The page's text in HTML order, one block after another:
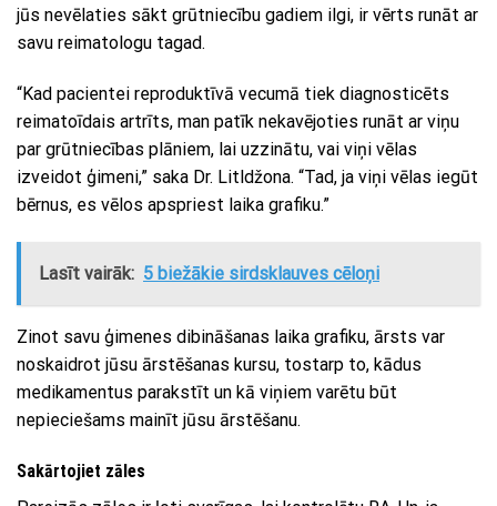
jūs nevēlaties sākt grūtniecību gadiem ilgi, ir vērts runāt ar
savu reimatologu tagad.
“Kad pacientei reproduktīvā vecumā tiek diagnosticēts
reimatoīdais artrīts, man patīk nekavējoties runāt ar viņu
par grūtniecības plāniem, lai uzzinātu, vai viņi vēlas
izveidot ģimeni,” saka Dr. Litldžona. “Tad, ja viņi vēlas iegūt
bērnus, es vēlos apspriest laika grafiku.”
Lasīt vairāk: 5 biežākie sirdsklauves cēloņi
Zinot savu ģimenes dibināšanas laika grafiku, ārsts var
noskaidrot jūsu ārstēšanas kursu, tostarp to, kādus
medikamentus parakstīt un kā viņiem varētu būt
nepieciešams mainīt jūsu ārstēšanu.
Sakārtojiet zāles